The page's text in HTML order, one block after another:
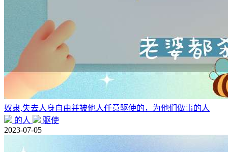
奴隶,失去人身自由并被他人任意驱使的，为他们做事的人
的人
驱使
2023-07-05